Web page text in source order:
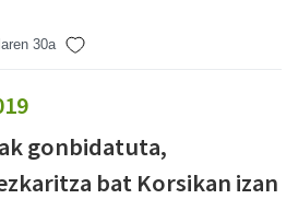
30a
gonbidatuta,
bat Korsikan izan